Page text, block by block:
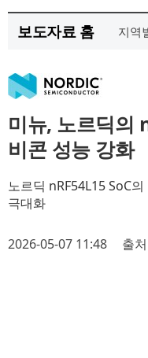
보도자료 홈 지역
미뉴, 노르딕의
비콘 성능 강화
노르딕 nRF54L15 SoC
극대화
2026-05-07 11:48 출